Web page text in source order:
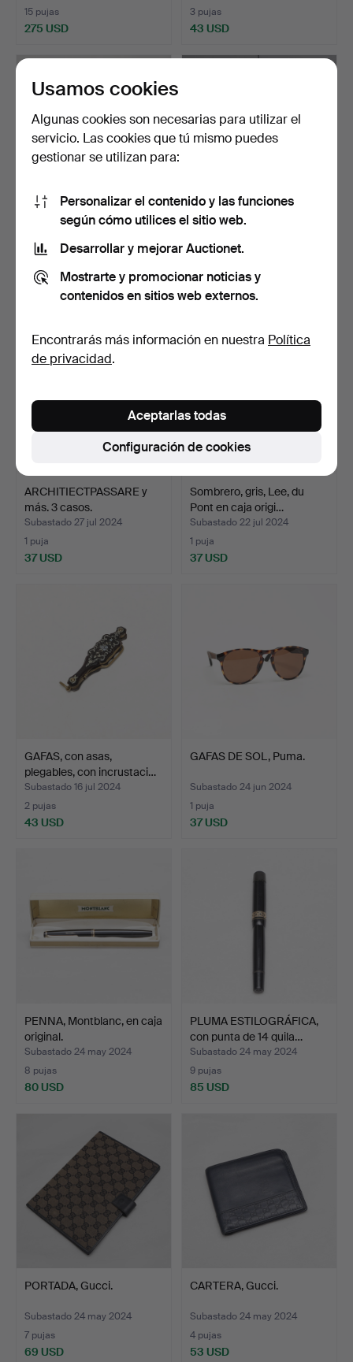
15 pujas
275 USD
3 pujas
43 USD
PORTADOCUMENTOS,
Burberry Barrow, en color…
Subastado 6 oct 2024
14 pujas
380 USD
JERSEY, Busnel, rojo.
1 puja
37 USD
ARCHITIECTPASSARE y
más. 3 casos.
Subastado 27 jul 2024
1 puja
37 USD
Sombrero, gris, Lee, du
Pont en caja origi…
Subastado 22 jul 2024
1 puja
37 USD
GAFAS, con asas,
plegables, con incrustaci…
Subastado 16 jul 2024
2 pujas
43 USD
GAFAS DE SOL, Puma.
Subastado 24 jun 2024
1 puja
37 USD
PENNA, Montblanc, en caja
original.
Subastado 24 may 2024
8 pujas
80 USD
PLUMA ESTILOGRÁFICA,
con punta de 14 quila…
Subastado 24 may 2024
9 pujas
85 USD
PORTADA, Gucci.
Subastado 24 may 2024
7 pujas
69 USD
CARTERA, Gucci.
Subastado 24 may 2024
4 pujas
53 USD
Usamos cookies
Algunas cookies son necesarias para utilizar el
servicio. Las cookies que tú mismo puedes
gestionar se utilizan para:
Personalizar el contenido y las funciones
según cómo utilices el sitio web.
Desarrollar y mejorar Auctionet.
Mostrarte y promocionar noticias y
contenidos en sitios web externos.
Encontrarás más información en nuestra Política
de privacidad.
Configuración de cookies
Aceptarlas todas